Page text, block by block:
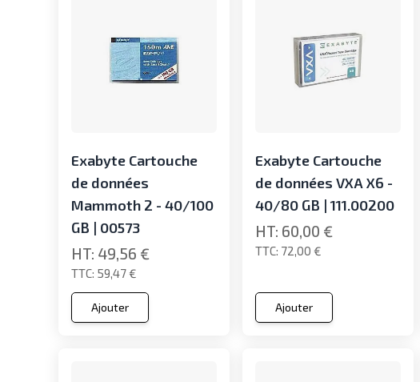
Exabyte Cartouche
de données
Mammoth 2 - 40/100
GB | 00573
59,47 €
49,56 €
Ajouter
Exabyte Cartouche
de données VXA X6 -
40/80 GB | 111.00200
72,00 €
60,00 €
Ajouter